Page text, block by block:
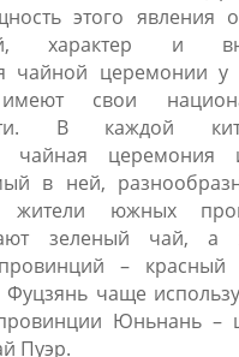
этого явления
характер и
чайной церемонии у
свои
В каждой
чайная церемония
в ней,
жители южных
зеленый чай, а
–
чаще
Юньнань –
Пуэр.